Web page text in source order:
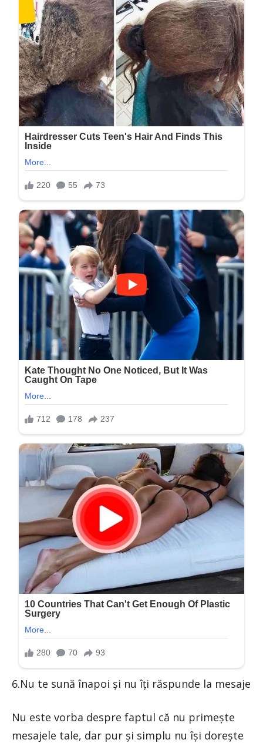
6.Nu te sună înapoi și nu îți răspunde la mesaje
Nu este vorba despre faptul că nu primește
mesajele tale, dar pur și simplu nu își dorește